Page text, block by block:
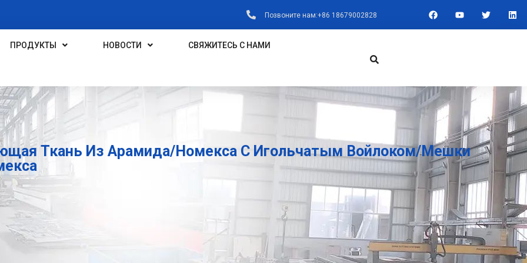
Позвоните нам:+86 18679002828
F
A
C
Y
O
U
T
W
I
L
I
N
ПРОДУКТЫ НОВОСТИ СВЯЖИТЕСЬ С НАМИ
Ткань Из Арамида/номекса С Игольчатым Войлоком/мешки